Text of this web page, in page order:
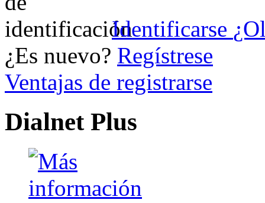
Identificarse
¿Es nuevo? Regístrese
Ventajas de registrarse
Dialnet Plus